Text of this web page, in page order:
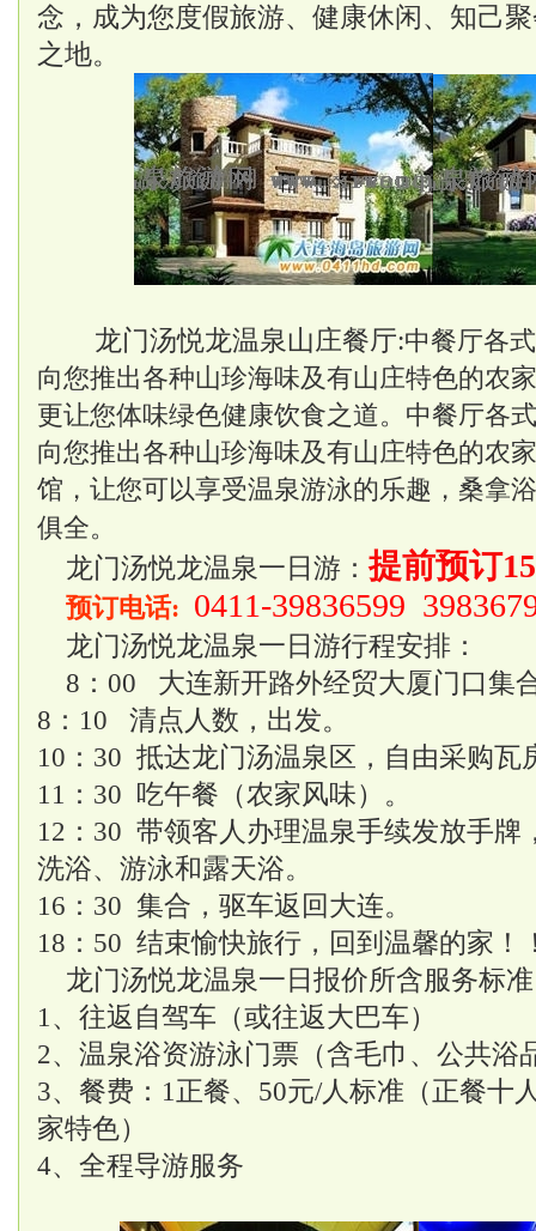
念，成为您度假旅游、健康休闲、知己
之地。
龙门汤悦龙温泉山庄餐厅:中餐厅各
向您推出各种山珍海味及有山庄特色的农
更让您体味绿色健康饮食之道。中餐厅各
向您推出各种山珍海味及有山庄特色的农
馆，让您可以享受温泉游泳的乐趣，桑拿
俱全。
龙门汤悦龙温泉一日游：提前预订
预订电话: 0411-39836599
龙门汤悦龙温泉一日游行程安排：
8：00 大连新开路外经贸大厦门口集
8：10 清点人数，出发。
10：30 抵达龙门汤温泉区，自由采购瓦
11：30 吃午餐（农家风味）。
12：30 带领客人办理温泉手续发放手牌
洗浴、游泳和露天浴。
16：30 集合，驱车返回大连。
18：50 结束愉快旅行，回到温馨的家！
龙门汤悦龙温泉一日报价所含服务标
1、往返自驾车（或往返大巴车）
2、温泉浴资游泳门票（含毛巾、公共浴
3、餐费：1正餐、50元/人标准（正餐十
家特色）
4、全程导游服务